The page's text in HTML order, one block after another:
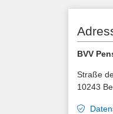
BVV
Straße
10243